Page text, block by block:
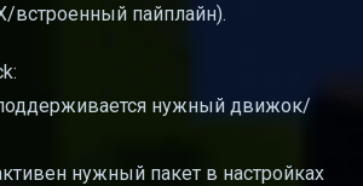
встроенный пайплайн).
нужный движок/
нужный пакет в настройках